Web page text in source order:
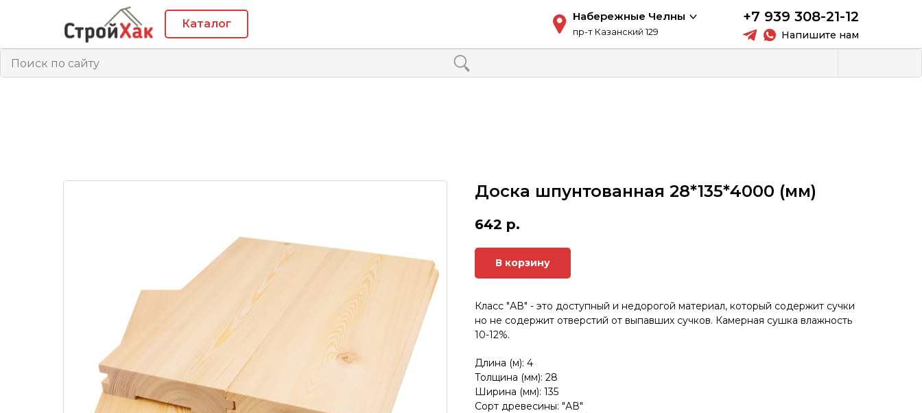
Каталог
пр-т Казанский 129
Набережные Челны +7 939 308-21-12
Напишите нам
Доска шпунтованная 28*135*4000 (мм)
642 р.
В корзину
Класс "АВ" - это доступный и недорогой материал, который содержит сучки
но не содержит отверстий от выпавших сучков. Камерная сушка влажность
10-12%.
Длина (м): 4
Толщина (мм): 28
Ширина (мм): 135
Сорт древесины: "АВ"